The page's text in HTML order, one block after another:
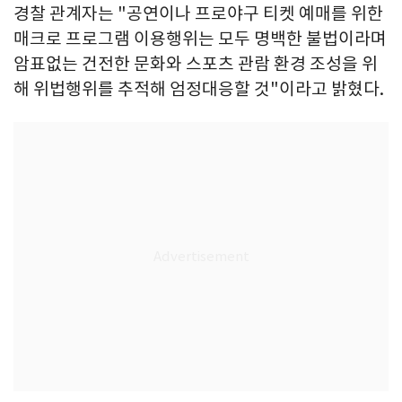
경찰 관계자는 "공연이나 프로야구 티켓 예매를 위한
매크로 프로그램 이용행위는 모두 명백한 불법이라며
암표없는 건전한 문화와 스포츠 관람 환경 조성을 위
해 위법행위를 추적해 엄정대응할 것"이라고 밝혔다.